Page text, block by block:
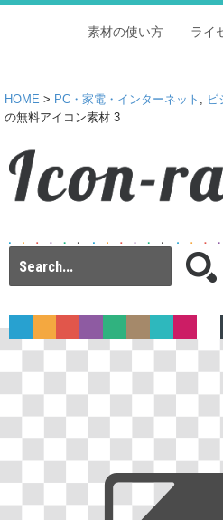
ライ
素材の使い方
HOME > PC・家電・インターネット , ビ
の無料アイコン素材 3